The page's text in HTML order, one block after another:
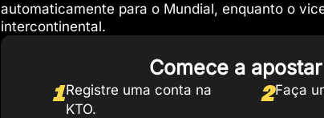
automaticamente para o Mundial, enquanto o
intercontinental.
Comece a
1Registre uma conta na
KTO.
2Faça